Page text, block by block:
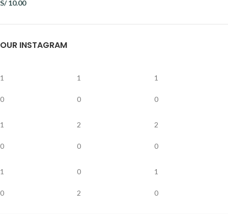
S/10.00
OUR INSTAGRAM
1
0
1
0
1
0
1
0
2
0
2
0
1
0
0
2
1
0